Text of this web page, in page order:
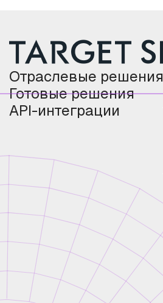
Отраслевые решения
Готовые решения
API-интеграции